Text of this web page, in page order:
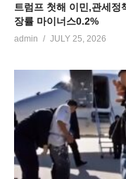
트럼프 첫해 이민,관세정
장률 마이너스0.2%
admin JULY 25, 2026